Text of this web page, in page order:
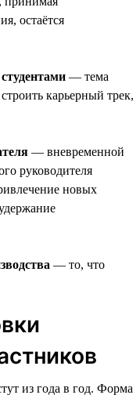
остаётся
— тема
карьерный трек,
— вневременной
руководителя
новых
— то, что
из года в год. Форма